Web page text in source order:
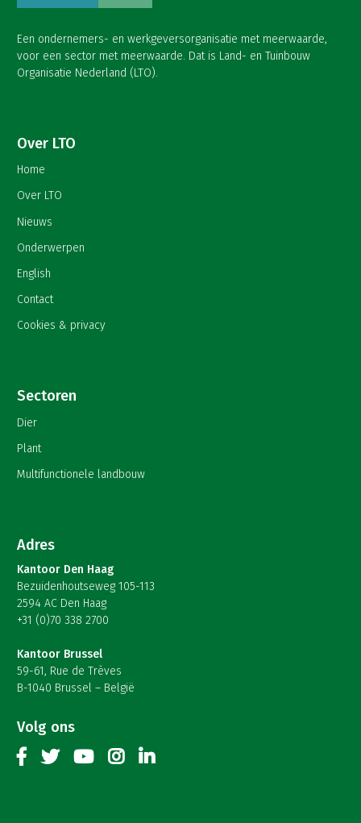
Een ondernemers- en werkgeversorganisatie met meerwaarde,
voor een sector met meerwaarde. Dat is Land- en Tuinbouw
Organisatie Nederland (LTO).
Over LTO
Home
Over LTO
Nieuws
Onderwerpen
English
Contact
Cookies & privacy
Sectoren
Dier
Plant
Multifunctionele landbouw
Adres
Kantoor Den Haag
Bezuidenhoutseweg 105-113
2594 AC Den Haag
+31 (0)70 338 2700
Kantoor Brussel
59-61, Rue de Trèves
B-1040 Brussel – België
Volg ons